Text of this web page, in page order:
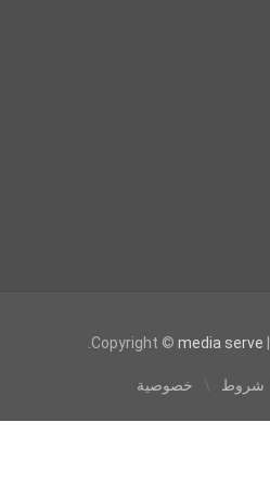
Copyright © media serve
شروط خصوصية